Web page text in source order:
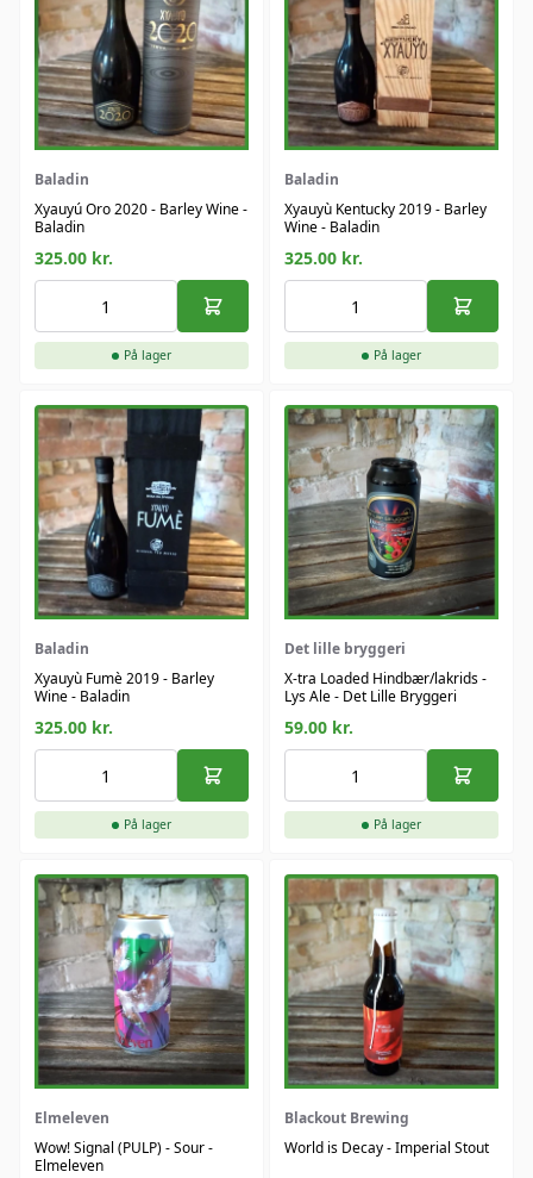
Baladin
Xyauyú Oro 2020 - Barley Wine -
Baladin
325.00 kr.
På lager
Baladin
Xyauyù Kentucky 2019 - Barley
Wine - Baladin
325.00 kr.
På lager
Baladin
Xyauyù Fumè 2019 - Barley
Wine - Baladin
325.00 kr.
På lager
Det lille bryggeri
X-tra Loaded Hindbær/lakrids -
Lys Ale - Det Lille Bryggeri
59.00 kr.
På lager
Elmeleven
Wow! Signal (PULP) - Sour -
Elmeleven
Blackout Brewing
World is Decay - Imperial Stout